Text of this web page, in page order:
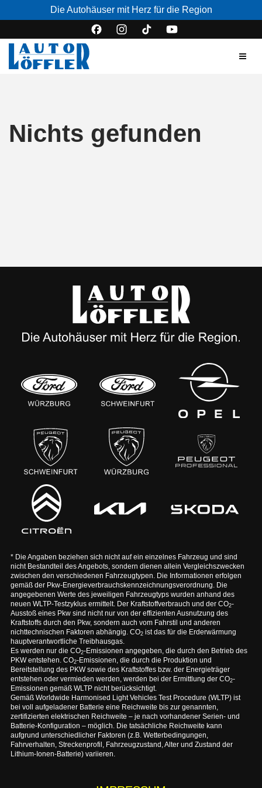
Die Autohäuser mit Herz für die Region
Nichts gefunden
* Die Angaben beziehen sich nicht auf ein einzelnes Fahrzeug und sind
nicht Bestandteil des Angebots, sondern dienen allein Vergleichszwecken
zwischen den verschiedenen Fahrzeugtypen. Die Informationen erfolgen
gemäß der Pkw-Energieverbrauchskennzeichnungsverordnung. Die
angegebenen Werte des jeweiligen Fahrzeugtyps wurden anhand des
neuen WLTP-Testzyklus ermittelt. Der Kraftstoffverbrauch und der CO2-
Ausstoß eines Pkw sind nicht nur von der effizienten Ausnutzung des
Kraftstoffs durch den Pkw, sondern auch vom Fahrstil und anderen
nichttechnischen Faktoren abhängig. CO2ist das für die Erderwärmung
hauptverantwortliche Treibhausgas.
Es werden nur die CO2-Emissionen angegeben, die durch den Betrieb des
PKW entstehen. CO2-Emissionen, die durch die Produktion und
Bereitstellung des PKW sowie des Kraftstoffes bzw. der Energieträger
entstehen oder vermieden werden, werden bei der Ermittlung der CO2-
Emissionen gemäß WLTP nicht berücksichtigt.
Gemäß Worldwide Harmonised Light Vehicles Test Procedure (WLTP) ist
bei voll aufgeladener Batterie eine Reichweite bis zur genannten,
zertifizierten elektrischen Reichweite – je nach vorhandener Serien- und
Batterie-Konfiguration – möglich. Die tatsächliche Reichweite kann
aufgrund unterschiedlicher Faktoren (z.B. Wetterbedingungen,
Fahrverhalten, Streckenprofil, Fahrzeugzustand, Alter und Zustand der
Lithium-Ionen-Batterie) variieren.